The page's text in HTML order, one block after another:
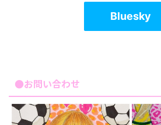
Bluesky
●お問い合わせ